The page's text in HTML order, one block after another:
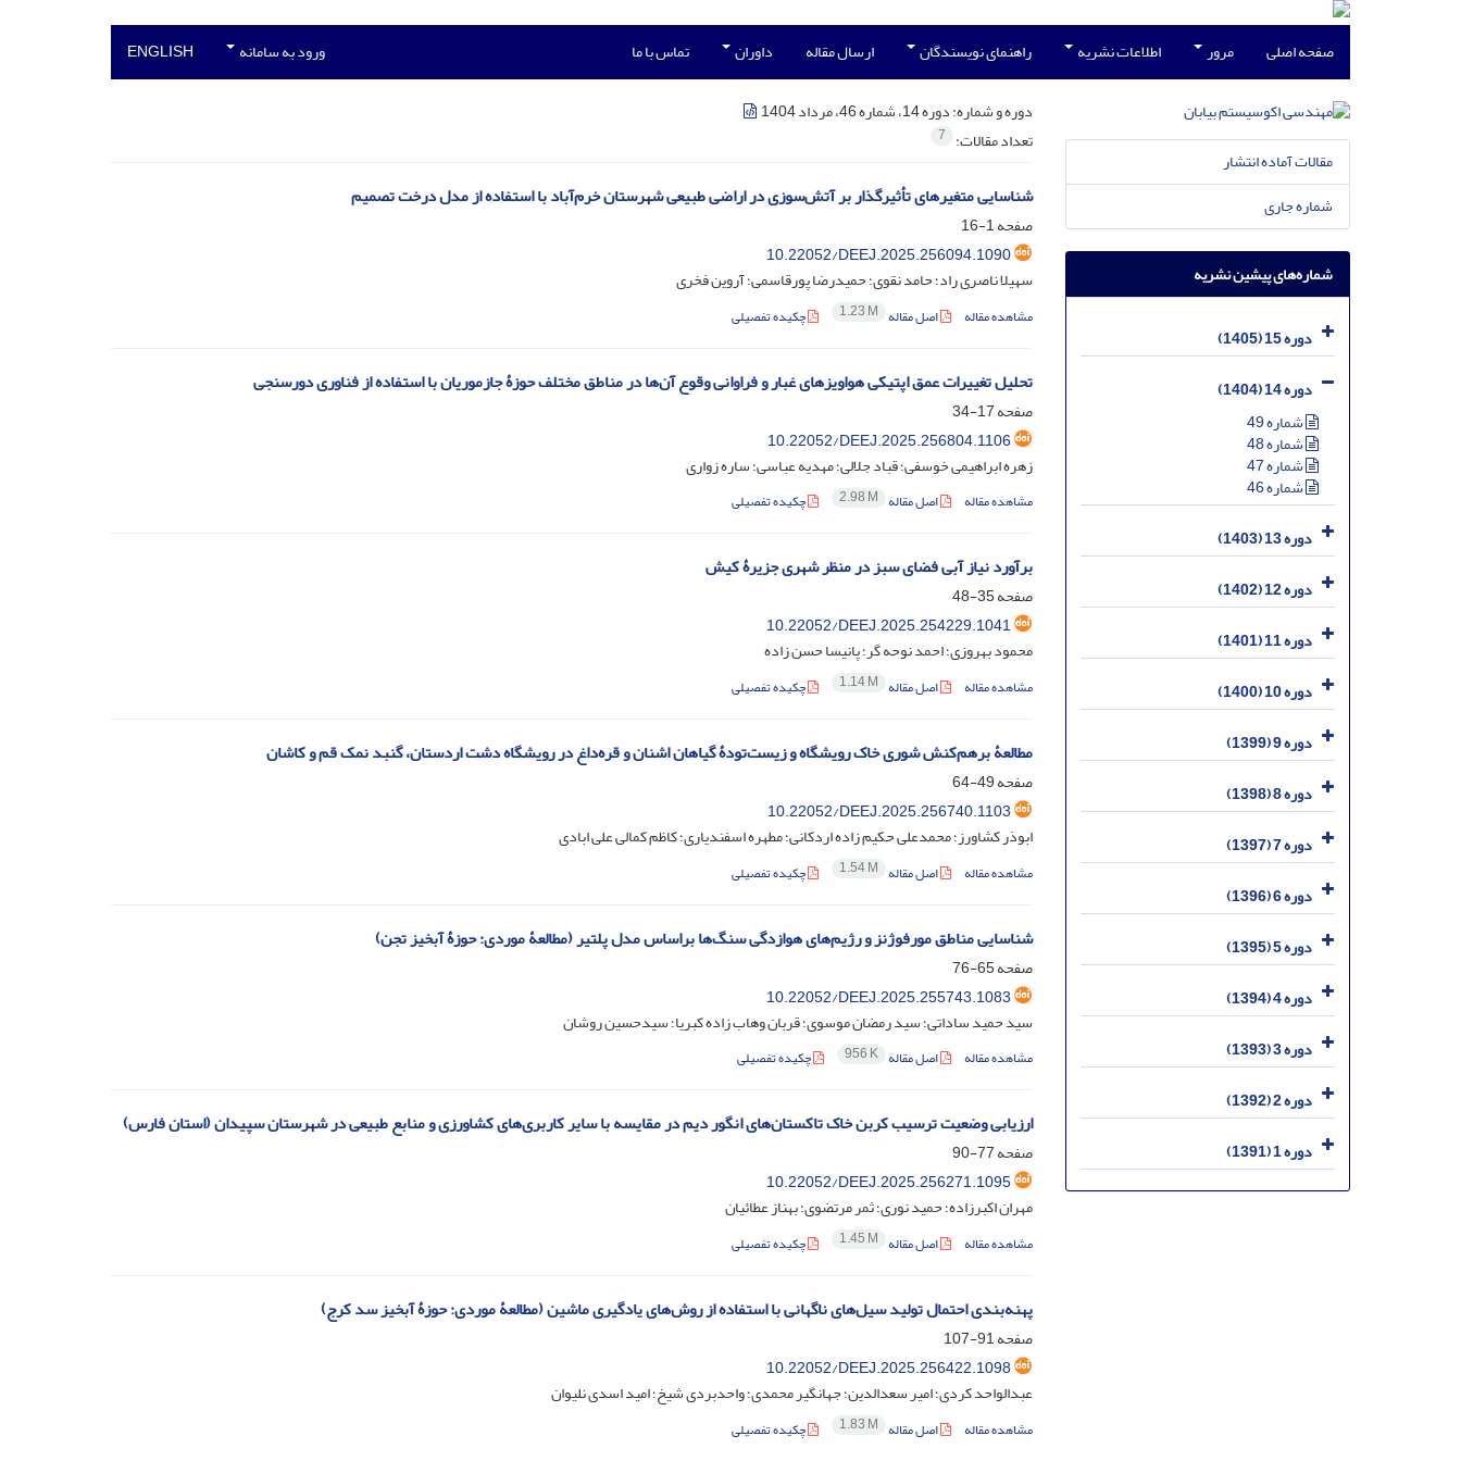
صفحه اصلی مرور اطلاعات نشریه راهنمای نویسندگان ارسال مقاله داوران تماس با ما ورود به سامانه ENGLISH
دوره و شماره:دوره 14، شماره 46، مرداد 1404
تعداد مقالات: 7
شناسایی متغیرهای تأثیرگذار بر آتش‌سوزی در اراضی طبیعی شهرستان خرم‌آباد با استفاده از مدل درخت تصمیم
صفحه1-16
‎10.22052/DEEJ.2025.256094.1090
سهیلا ناصری راد؛ حامد نقوی؛ حمیدرضا پورقاسمی؛ آروین فخری
مشاهده مقاله اصل مقاله 1.23 M چکیده تفصیلی
تحلیل تغییرات عمق اپتیکی هواویزهای غبار و فراوانی وقوع آن‌ها در مناطق مختلف حوزۀ جازموریان با استفاده از فناوری دورسنجی
صفحه17-34
‎10.22052/DEEJ.2025.256804.1106
زهره ابراهیمی خوسفی؛ قباد جلالی؛ مهدیه عباسی؛ ساره زواری
مشاهده مقاله اصل مقاله 2.98 M چکیده تفصیلی
برآورد نیاز آبی فضای سبز در منظر شهری جزیرۀ کیش
صفحه35-48
‎10.22052/DEEJ.2025.254229.1041
محمود بهروزی؛ احمد نوحه گر؛ پانیسا حسن زاده
مشاهده مقاله اصل مقاله 1.14 M چکیده تفصیلی
مطالعۀ برهم‌کنش شوری خاک رویشگاه و زیست‌تودۀ گیاهان اشنان و قره‌داغ در رویشگاه دشت اردستان، گنبد نمک قم و کاشان
صفحه49-64
‎10.22052/DEEJ.2025.256740.1103
ابوذر کشاورز؛ محمدعلی حکیم زاده اردکانی؛ مطهره اسفندیاری؛ کاظم کمالی علی ابادی
مشاهده مقاله اصل مقاله 1.54 M چکیده تفصیلی
شناسایی مناطق مورفوژنز و رژیم‌های هوازدگی سنگ‌ها براساس مدل پلتیر (مطالعۀ موردی: حوزۀ آبخیز تجن)
صفحه65-76
‎10.22052/DEEJ.2025.255743.1083
سید حمید ساداتی؛ سید رمضان موسوی؛ قربان وهاب زاده کبریا؛ سیدحسین روشان
مشاهده مقاله اصل مقاله 956 K چکیده تفصیلی
ارزیابی وضعیت ترسیب کربن خاک تاکستان‌های انگور دیم در مقایسه با سایر کاربری‌های کشاورزی و منابع طبیعی در شهرستان سپیدان (استان فارس)
صفحه77-90
‎10.22052/DEEJ.2025.256271.1095
مهران اکبرزاده؛ حمید نوری؛ ثمر مرتضوی؛ بهناز عطائیان
مشاهده مقاله اصل مقاله 1.45 M چکیده تفصیلی
پهنه‌بندی احتمال تولید سیل‌های ناگهانی با استفاده از روش‌های یادگیری ماشین (مطالعۀ موردی: حوزۀ‌ آبخیز سد کرج)
صفحه91-107
‎10.22052/DEEJ.2025.256422.1098
عبدالواحد کردی؛ امیر سعدالدین؛ جهانگیر محمدی؛ واحدبردی شیخ؛ امید اسدی نلیوان
مشاهده مقاله اصل مقاله 1.83 M چکیده تفصیلی
مقالات آماده انتشار
شماره جاری
شماره‌های پیشین نشریه
دوره 15 (1405)
دوره 14 (1404)
شماره 49
شماره 48
شماره 47
شماره 46
دوره 13 (1403)
دوره 12 (1402)
دوره 11 (1401)
دوره 10 (1400)
دوره 9 (1399)
دوره 8 (1398)
دوره 7 (1397)
دوره 6 (1396)
دوره 5 (1395)
دوره 4 (1394)
دوره 3 (1393)
دوره 2 (1392)
دوره 1 (1391)